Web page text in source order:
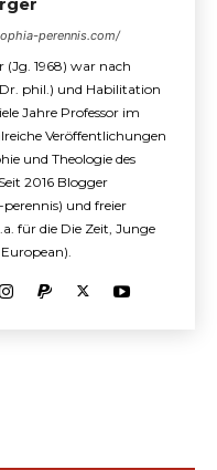
perennis.com/
(Jg. 1968) war nach
phil.) und Habilitation
Jahre Professor im
Veröffentlichungen
und Theologie des
2016 Blogger
und freier
für die Die Zeit, Junge